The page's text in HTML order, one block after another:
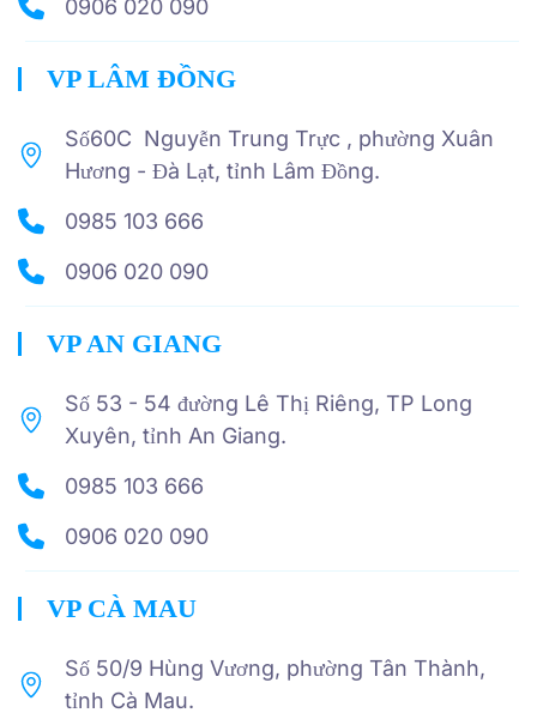
0906 020 090
VP LÂM ĐỒNG
Số60C Nguyễn Trung Trực , phường Xuân
Hương - Đà Lạt, tỉnh Lâm Đồng.
0985 103 666
0906 020 090
VP AN GIANG
Số 53 - 54 đường Lê Thị Riêng, TP Long
Xuyên, tỉnh An Giang.
0985 103 666
0906 020 090
VP CÀ MAU
Số 50/9 Hùng Vương, phường Tân Thành,
tỉnh Cà Mau.